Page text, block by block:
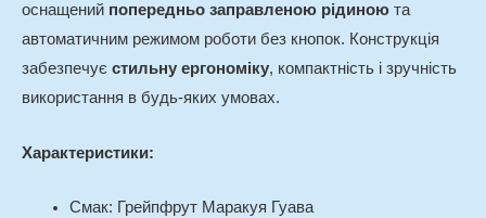
оснащений попередньо заправленою рідиною та
автоматичним режимом роботи без кнопок. Конструкція
забезпечує стильну ергономіку, компактність і зручність
використання в будь-яких умовах.
Характеристики:
Смак: Грейпфрут Маракуя Гуава